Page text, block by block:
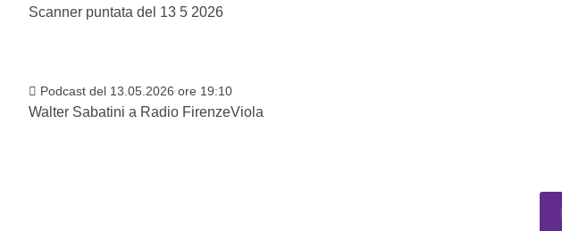
Scanner puntata del 13 5 2026
Podcast del 13.05.2026 ore 19:10
Walter Sabatini a Radio FirenzeViola